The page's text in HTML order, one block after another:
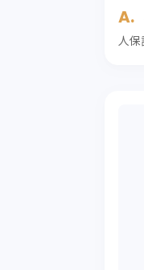
表
り
すが
人保